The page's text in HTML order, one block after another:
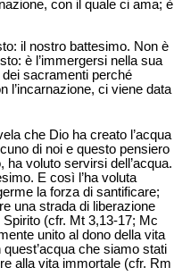
con il quale ci ama; è
il nostro battesimo. Non è
è l’immergersi nella sua
sacramenti perché
l’incarnazione, ci viene data
che Dio ha creato l’acqua
di noi e questo pensiero
voluto servirsi dell’acqua.
E così l’ha voluta
la forza di santificare;
una strada di liberazione
(cfr. Mt 3,13-17; Mc
unito al dono della vita
che siamo stati
alla vita immortale (cfr. Rm